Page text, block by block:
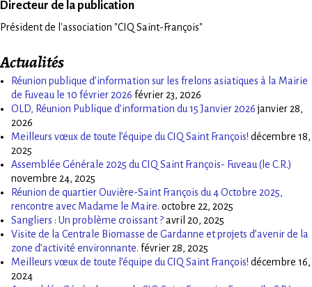
Directeur de la publication
Président de l'association "CIQ Saint-François"
Actualités
Réunion publique d’information sur les frelons asiatiques à la Mairie
de Fuveau le 10 février 2026 février 23, 2026
OLD, Réunion Publique d’information du 15 Janvier 2026 janvier 28,
2026
Meilleurs vœux de toute l’équipe du CIQ Saint François! décembre 18,
2025
Assemblée Générale 2025 du CIQ Saint François- Fuveau (le C.R.)
novembre 24, 2025
Réunion de quartier Ouvière-Saint François du 4 Octobre 2025,
rencontre avec Madame le Maire. octobre 22, 2025
Sangliers : Un problème croissant ?avril 20, 2025
Visite de la Centrale Biomasse de Gardanne et projets d’avenir de la
zone d’activité environnante. février 28, 2025
Meilleurs vœux de toute l’équipe du CIQ Saint François! décembre 16,
2024